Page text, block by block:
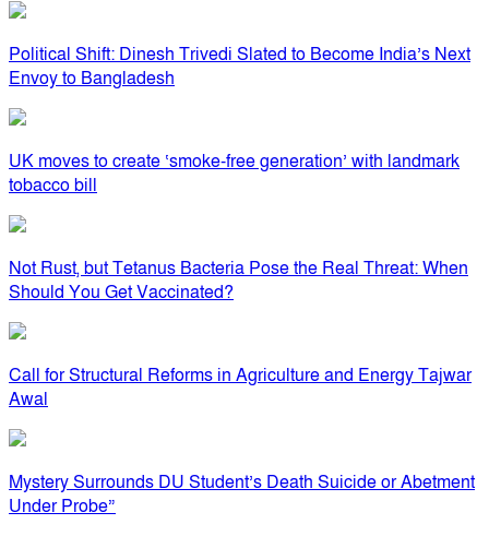
Political Shift: Dinesh Trivedi Slated to Become India’s Next
Envoy to Bangladesh
UK moves to create ‘smoke-free generation’ with landmark
tobacco bill
Not Rust, but Tetanus Bacteria Pose the Real Threat: When
Should You Get Vaccinated?
Call for Structural Reforms in Agriculture and Energy Tajwar
Awal
Mystery Surrounds DU Student’s Death Suicide or Abetment
Under Probe”